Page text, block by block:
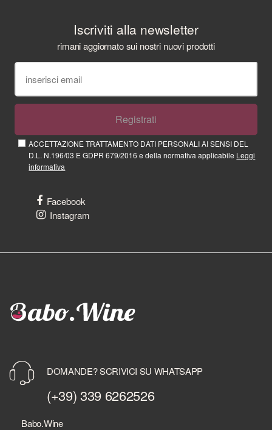
Iscriviti alla newsletter
rimani aggiornato sui nostri nuovi prodotti
Registrati
ACCETTAZIONE TRATTAMENTO DATI PERSONALI AI SENSI DEL
D.L. N.196/03 E GDPR 679/2016 e della normativa applicabile Leggi
informativa
Facebook
Instagram
DOMANDE? SCRIVICI SU WHATSAPP
(+39) 339 6262526
Babo.Wine